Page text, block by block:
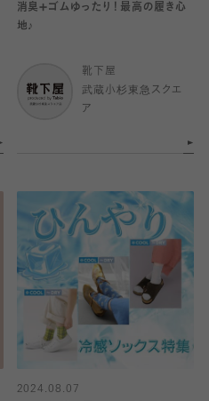
消臭➕ゴムゆったり！最高の履き心
地♪
靴下屋
武蔵小杉東急スクエ
ア
2024.08.07